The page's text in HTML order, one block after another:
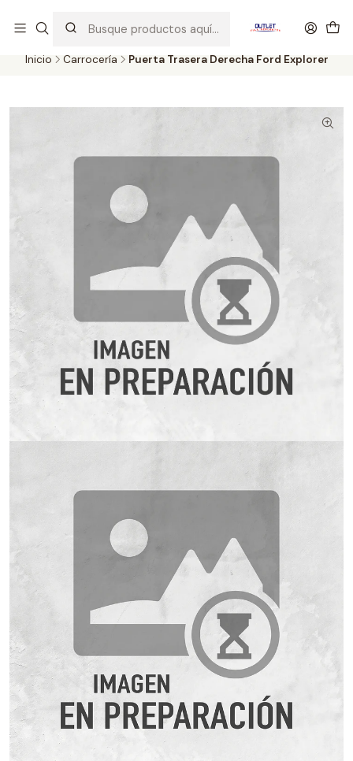
probados con altos estándares de calidad.
Inicio Carrocería Puerta Trasera Derecha Ford Explorer